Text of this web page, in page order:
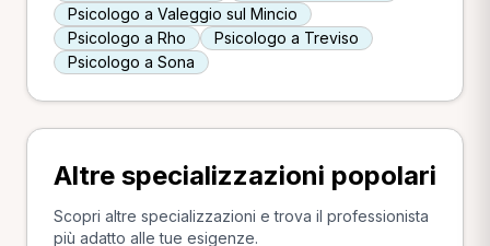
Psicologo a Valeggio sul Mincio
Psicologo a Rho
Psicologo a Treviso
Psicologo a Sona
Altre specializzazioni popolari
Scopri altre specializzazioni e trova il professionista
più adatto alle tue esigenze.